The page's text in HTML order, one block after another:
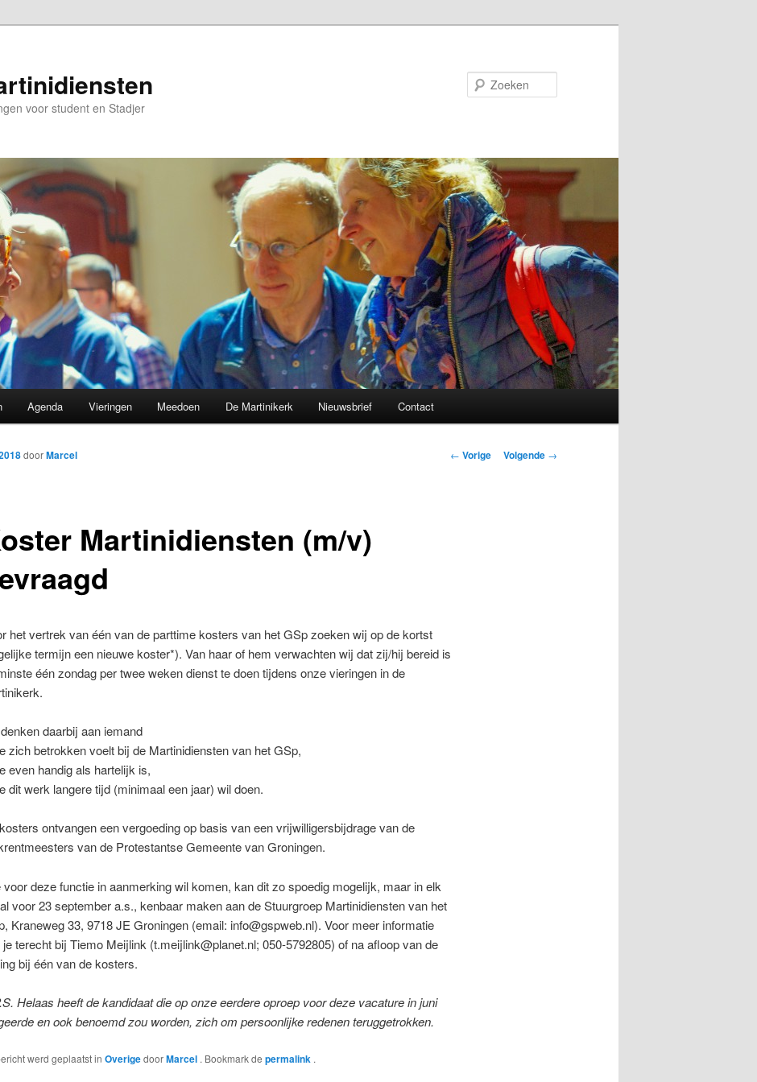
voor student en Stadjer
Agenda Vieringen Meedoen De Martinikerk Nieuwsbrief Contact
Bericht
← Vorige Volgende →
Martinidiensten (m/v)
doorMarcel
het vertrek van één van de parttime kosters van het GSp zoeken wij op de kortst
termijn een nieuwe koster*). Van haar of hem verwachten wij dat zij/hij bereid is
één zondag per twee weken dienst te doen tijdens onze vieringen in de
daarbij aan iemand
zich betrokken voelt bij de Martinidiensten van het GSp,
even handig als hartelijk is,
dit werk langere tijd (minimaal een jaar) wil doen.
ontvangen een vergoeding op basis van een vrijwilligersbijdrage van de
van de Protestantse Gemeente van Groningen.
voor deze functie in aanmerking wil komen, kan dit zo spoedig mogelijk, maar in elk
voor 23 september a.s., kenbaar maken aan de Stuurgroep Martinidiensten van het
Kraneweg 33, 9718 JE Groningen (email: info@gspweb.nl). Voor meer informatie
terecht bij Tiemo Meijlink (t.meijlink@planet.nl; 050-5792805) of na afloop van de
bij één van de kosters.
Helaas heeft de kandidaat die op onze eerdere oproep voor deze vacature in juni
en ook benoemd zou worden, zich om persoonlijke redenen teruggetrokken.
werd geplaatst in OverigedoorMarcel . Bookmark de permalink .